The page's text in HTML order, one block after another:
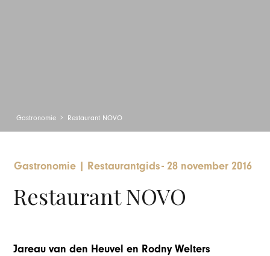
Gastronomie Restaurant NOVO
Gastronomie Restaurantgids-28 november 2016
Restaurant NOVO
Jareau van den Heuvel en Rodny Welters